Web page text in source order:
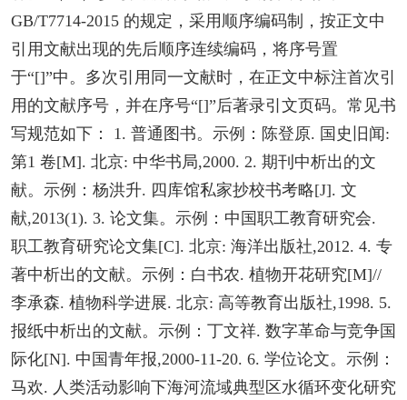
GB/T7714-2015 的规定，采用顺序编码制，按正文中
引用文献出现的先后顺序连续编码，将序号置
于“[]”中。多次引用同一文献时，在正文中标注首次引
用的文献序号，并在序号“[]”后著录引文页码。常见书
写规范如下： 1. 普通图书。示例：陈登原. 国史旧闻:
第1 卷[M]. 北京: 中华书局,2000. 2. 期刊中析出的文
献。示例：杨洪升. 四库馆私家抄校书考略[J]. 文
献,2013(1). 3. 论文集。示例：中国职工教育研究会.
职工教育研究论文集[C]. 北京: 海洋出版社,2012. 4. 专
著中析出的文献。示例：白书农. 植物开花研究[M]//
李承森. 植物科学进展. 北京: 高等教育出版社,1998. 5.
报纸中析出的文献。示例：丁文祥. 数字革命与竞争国
际化[N]. 中国青年报,2000-11-20. 6. 学位论文。示例：
马欢. 人类活动影响下海河流域典型区水循环变化研究